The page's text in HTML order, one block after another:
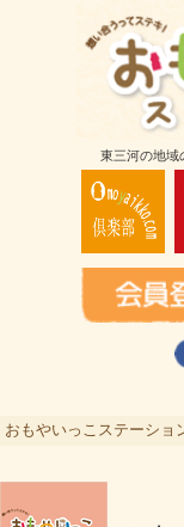
東三河の地域
おもやいっこステーショ